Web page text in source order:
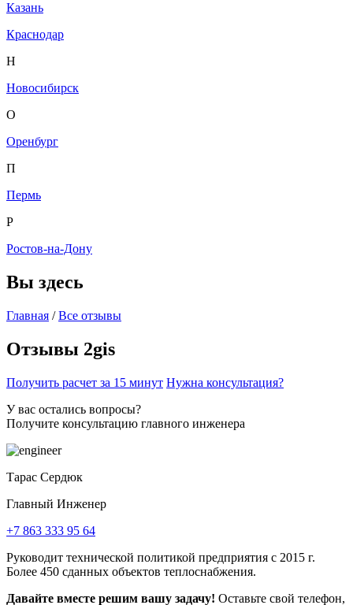
Казань
Краснодар
Н
Новосибирск
О
Оренбург
П
Пермь
Р
Ростов-на-Дону
Вы здесь
Главная / Все отзывы
Отзывы 2gis
Получить расчет за 15 минут Нужна консультация?
У вас остались вопросы?
Получите консультацию главного инженера
Тарас Сердюк
Главный Инженер
+7 863 333 95 64
Руководит технической политикой предприятия с 2015 г.
Более 450 сданных объектов теплоснабжения.
Давайте вместе решим вашу задачу! Оставьте свой телефон,